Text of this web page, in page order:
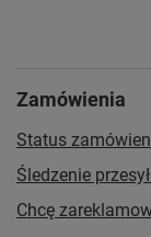
Zamówienia
Status
Śledzenie
Chcę